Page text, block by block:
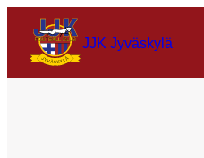
JJK Jyväskylä